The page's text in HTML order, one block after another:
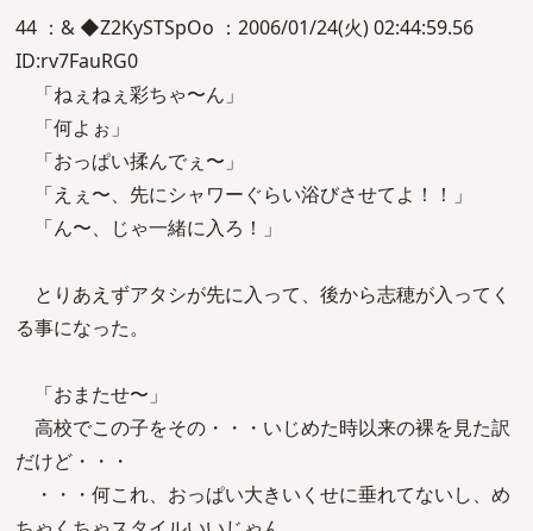
44 ：& ◆Z2KySTSpOo ：2006/01/24(火) 02:44:59.56
ID:rv7FauRG0
「ねぇねぇ彩ちゃ〜ん」
「何よぉ」
「おっぱい揉んでぇ〜」
「えぇ〜、先にシャワーぐらい浴びさせてよ！！」
「ん〜、じゃ一緒に入ろ！」
とりあえずアタシが先に入って、後から志穂が入ってく
る事になった。
「おまたせ〜」
高校でこの子をその・・・いじめた時以来の裸を見た訳
だけど・・・
・・・何これ、おっぱい大きいくせに垂れてないし、め